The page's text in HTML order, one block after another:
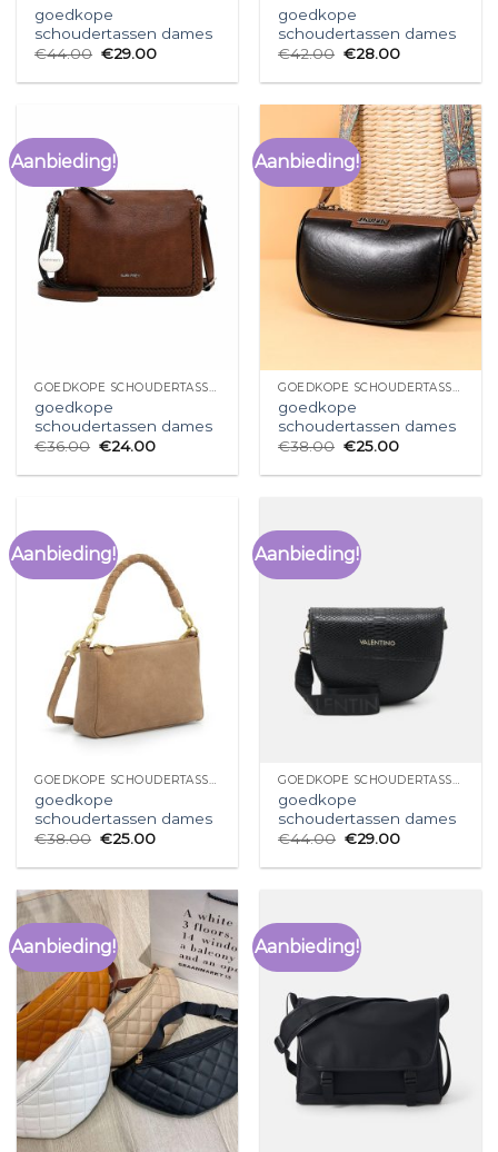
goedkope
schoudertassen dames
€44.00 €29.00
goedkope
schoudertassen dames
€42.00 €28.00
Aanbieding!
GOEDKOPE SCHOUDERTASSEN DAMES
goedkope
schoudertassen dames
€36.00 €24.00
Aanbieding!
GOEDKOPE SCHOUDERTASSEN DAMES
goedkope
schoudertassen dames
€38.00 €25.00
Aanbieding!
GOEDKOPE SCHOUDERTASSEN DAMES
goedkope
schoudertassen dames
€38.00 €25.00
Aanbieding!
GOEDKOPE SCHOUDERTASSEN DAMES
goedkope
schoudertassen dames
€44.00 €29.00
Aanbieding! Aanbieding!